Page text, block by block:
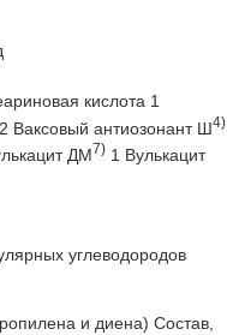
кислота 1
Ваксовый антиозонант Ш4)
ДМ7)1 Вулькацит
углеводородов
и диена) Состав,